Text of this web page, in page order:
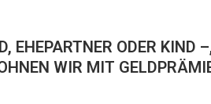
ODER KIND
WIR MIT